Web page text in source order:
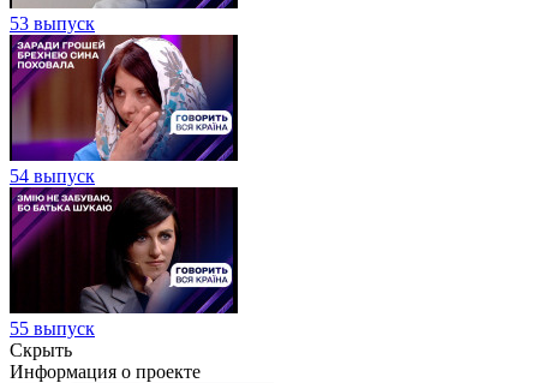
53 выпуск
54 выпуск
55 выпуск
Скрыть
Информация о проекте